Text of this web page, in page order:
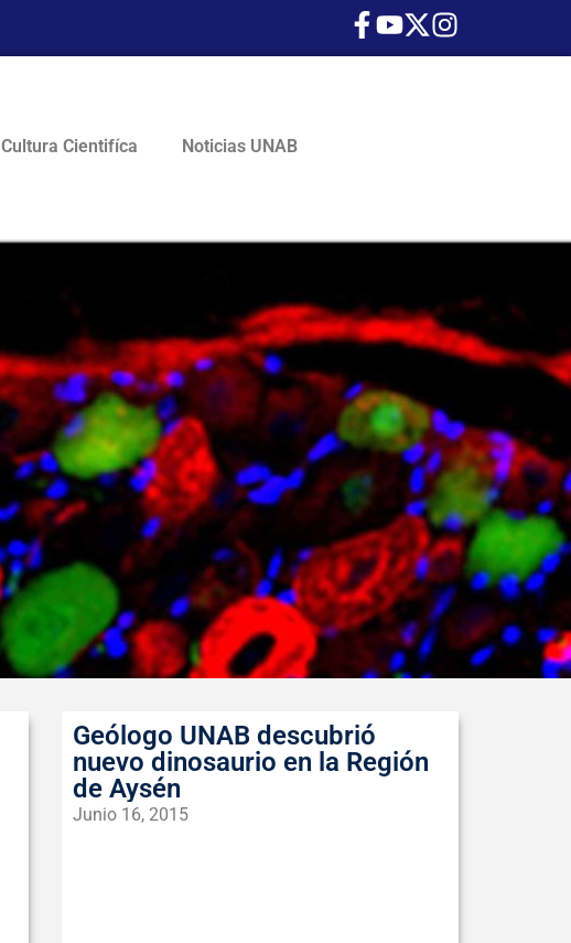
Cultura Cientifíca Noticias UNAB
Geólogo UNAB descubrió
nuevo dinosaurio en la Región
de Aysén
Junio 16, 2015